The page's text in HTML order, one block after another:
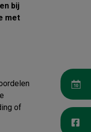
bij
met
of